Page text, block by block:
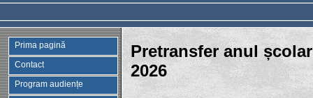
Prima pagină
Contact
Program audiențe
Pretransfer anul
2026